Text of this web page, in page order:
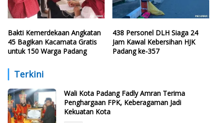
Bakti Kemerdekaan Angkatan
45 Bagikan Kacamata Gratis
untuk 150 Warga Padang
438 Personel DLH Siaga 24
Jam Kawal Kebersihan HJK
Padang ke-357
Terkini
Wali Kota Padang Fadly Amran Terima
Penghargaan FPK, Keberagaman Jadi
Kekuatan Kota